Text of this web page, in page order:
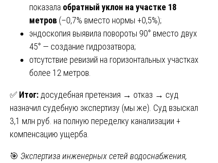
показала обратный уклон на участке 18
метров (–0,7% вместо нормы +0,5%);
эндоскопия выявила повороты 90° вместо двух
45° — создание гидрозатвора;
отсутствие ревизий на горизонтальных участках
более 12 метров.
✅ Итог: досудебная претензия → отказ → суд
назначил судебную экспертизу (мы же). Суд взыскал
3,1 млн руб. на полную переделку канализации +
компенсацию ущерба.
🎯 Экспертиза инженерных сетей водоснабжения,